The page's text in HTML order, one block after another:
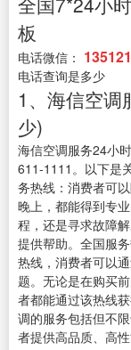
板
电话微信：
电话查询是多少
1、海信空调
少)
海信空调服务24小
611-1111。以下是
务热线：消费者可
晚上，都能得到专
程，还是寻求故障
提供帮助。全国服
热线，消费者可以
题。无论是在购买
者都能通过该热线
调的服务包括但不
者提供高品质、高